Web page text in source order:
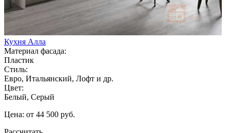
Кухня Алла
Материал фасада:
Пластик
Стиль:
Евро, Итальянский, Лофт и др.
Цвет:
Белый, Серый
Цена: от 44 500 руб.